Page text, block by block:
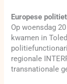
Europese
Op woensdag
kwamen in
regionale
transnationale